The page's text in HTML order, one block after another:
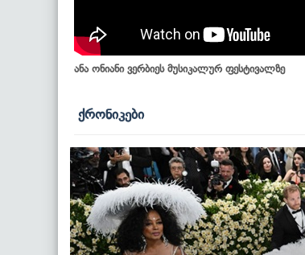
ანა ონიანი ვერბიეს მუსიკალურ ფესტივალზე
ქრონიკები